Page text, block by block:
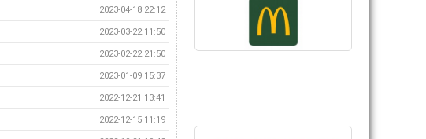
2023-04-18 22:12
2023-03-22 11:50
2023-02-22 21:50
2023-01-09 15:37
2022-12-21 13:41
2022-12-15 11:19